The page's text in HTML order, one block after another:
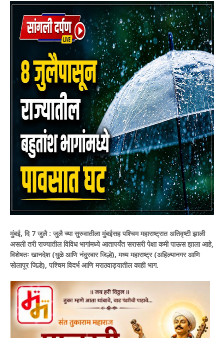
मुंबई, दि 7 जुलै : जुलै च्या सुरुवातीला मुंबईसह पश्चिम महाराष्ट्रात अतिवृष्टी झाली
असली तरी राज्यातील विविध भागांमध्ये आतापर्यंत सरासरी पेक्षा कमी पाऊस झाला आहे,
विशेषतः खानदेश (धुळे आणि नंदुरबार जिल्हे), मध्य महाराष्ट्र (अहिल्यानगर आणि
सोलापूर जिल्हे), पश्चिम विदर्भ आणि मराठवाड्यातील काही भाग.